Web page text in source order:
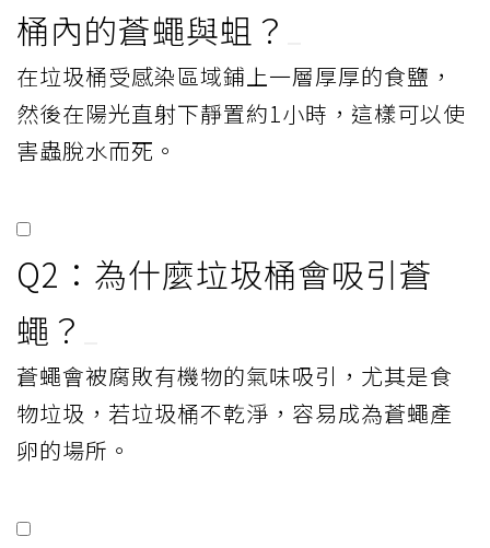
桶內的蒼蠅與蛆？
在垃圾桶受感染區域鋪上一層厚厚的食鹽，
然後在陽光直射下靜置約1小時，這樣可以使
害蟲脫水而死。
Q2：為什麼垃圾桶會吸引蒼
蠅？
蒼蠅會被腐敗有機物的氣味吸引，尤其是食
物垃圾，若垃圾桶不乾淨，容易成為蒼蠅產
卵的場所。